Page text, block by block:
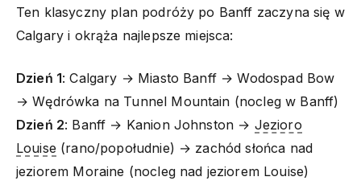
Ten klasyczny plan podróży po Banff zaczyna się w
Calgary i okrąża najlepsze miejsca:
Dzień 1: Calgary → Miasto Banff → Wodospad Bow
→ Wędrówka na Tunnel Mountain (nocleg w Banff)
Dzień 2: Banff → Kanion Johnston → Jezioro
Louise (rano/popołudnie) → zachód słońca nad
jeziorem Moraine (nocleg nad jeziorem Louise)